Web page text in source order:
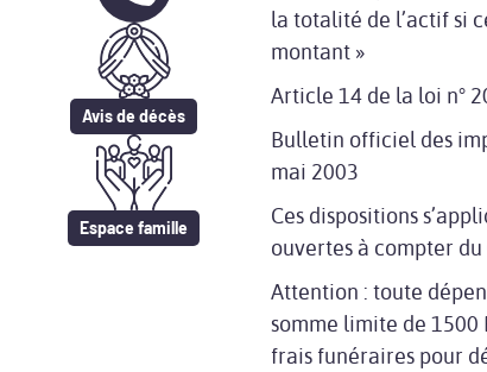
la totalité de l’actif si
montant »
Article 14 de la loi n°
Bulletin officiel des
mai 2003
Ces dispositions
ouvertes à compter
Attention : toute
somme limite de 1500
frais funéraires pour
Avis de décès
Espace famille